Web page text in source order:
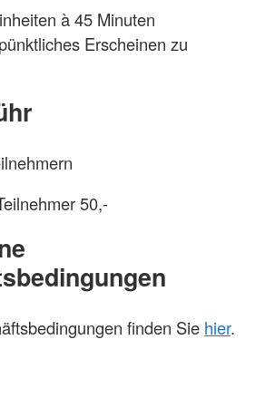
à 45 Minuten
Erscheinen zu
50,-
finden Sie hier.